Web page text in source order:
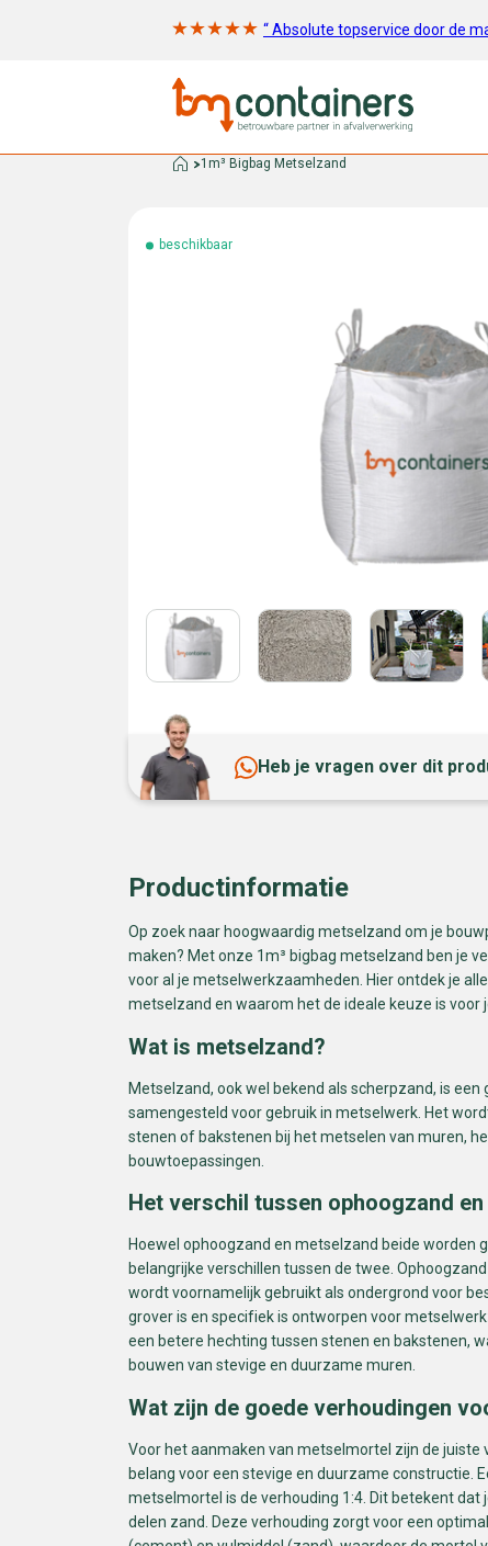
“ Absolute topservice door de
1m³ Bigbag Metselzand
beschikbaar
Heb je vragen over dit
Productinformatie
Op zoek naar hoogwaardig metselzand om je
maken? Met onze 1m³ bigbag metselzand ben je
voor al je metselwerkzaamheden. Hier ontdek je
metselzand en waarom het de ideale keuze is voor
Wat is metselzand?
Metselzand, ook wel bekend als scherpzand, is
samengesteld voor gebruik in metselwerk. Het
stenen of bakstenen bij het metselen van muren,
bouwtoepassingen.
Het verschil tussen ophoogzand
Hoewel ophoogzand en metselzand beide worden
belangrijke verschillen tussen de twee.
wordt voornamelijk gebruikt als ondergrond voor
grover is en specifiek is ontworpen voor
een betere hechting tussen stenen en bakstenen,
bouwen van stevige en duurzame muren.
Wat zijn de goede verhoudingen
Voor het aanmaken van metselmortel zijn de juiste
belang voor een stevige en duurzame constructie.
metselmortel is de verhouding 1:4. Dit betekent
delen zand. Deze verhouding zorgt voor een